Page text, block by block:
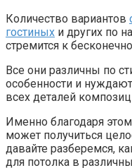
Количество вариантов
гостиных и других по
стремится к
Все они различны по
особенности и
всех деталей
Именно благодаря
может получиться
давайте разберемся,
для потолка в